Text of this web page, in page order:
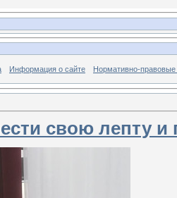
Информация о сайте Нормативно-правовые
свою лепту и